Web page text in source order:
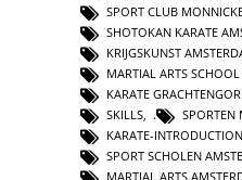
SPORT CLUB
SHOTOKAN KARATE
KRIJGSKUNST
MARTIAL ARTS
KARATE
SKILLS
SPORTEN
KARATE-INTRODUCTION
SPORT SCHOLEN
MARTIAL ARTS